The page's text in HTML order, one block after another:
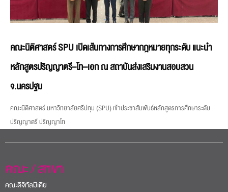
คณะนิติศาสตร์ SPU เปิดเส้นทางการศึกษากฎหมายทุกระดับ แนะนำ
หลักสูตรปริญญาตรี–โท–เอก ณ สถาบันส่งเสริมงานสอบสวน
จ.นครปฐม
คณะนิติศาสตร์ มหาวิทยาลัยศรีปทุม (SPU) เข้าประชาสัมพันธ์หลักสูตรการศึกษาระดับ
ปริญญาตรี ปริญญาโท
คณะ / สาขา
คณะดิจิทัลมีเดีย